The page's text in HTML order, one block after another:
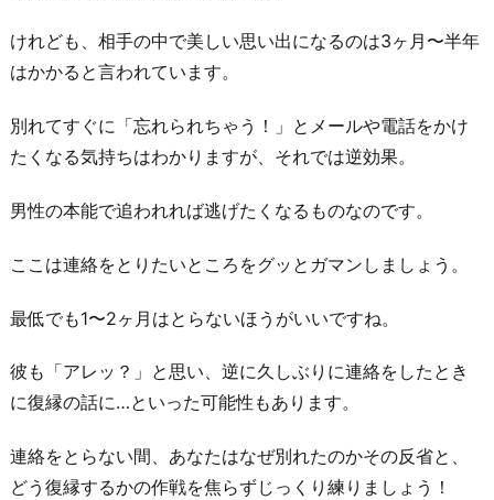
を
き
4.
共
友
に
な
た
噂
けれども、相手の中で美しい思い出になるのは3ヶ月〜半年
はかかると言われています。
別れてすぐに「忘れられちゃう！」とメールや電話をかけ
たくなる気持ちはわかりますが、それでは逆効果。
男性の本能で追われれば逃げたくなるものなのです。
ここは連絡をとりたいところをグッとガマンしましょう。
最低でも1〜2ヶ月はとらないほうがいいですね。
彼も「アレッ？」と思い、逆に久しぶりに連絡をしたとき
に復縁の話に…といった可能性もあります。
連絡をとらない間、あなたはなぜ別れたのかその反省と、
どう復縁するかの作戦を焦らずじっくり練りましょう！